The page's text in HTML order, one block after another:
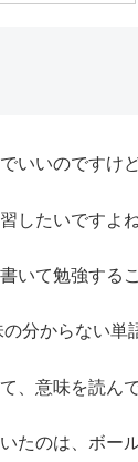
いいのですけ
したいですよね
いて勉強する
分からない単
、意味を読んで
たのは、ボー